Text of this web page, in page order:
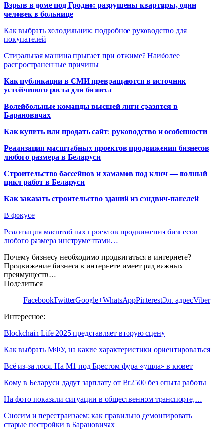
Взрыв в доме под Гродно: разрушены квартиры, один
человек в больнице
Как выбрать холодильник: подробное руководство для
покупателей
Стиральная машина прыгает при отжиме? Наиболее
распространенные причины
Как публикации в СМИ превращаются в источник
устойчивого роста для бизнеса
Волейбольные команды высшей лиги сразятся в
Барановичах
Как купить или продать сайт: руководство и особенности
Реализация масштабных проектов продвижения бизнесов
любого размера в Беларуси
Строительство бассейнов и хамамов под ключ — полный
цикл работ в Беларуси
Как заказать строительство зданий из сэндвич-панелей
В фокусе
Реализация масштабных проектов продвижения бизнесов
любого размера инструментами…
Почему бизнесу необходимо продвигаться в интернете?
Продвижение бизнеса в интернете имеет ряд важных
преимуществ…
Поделиться
FacebookTwitterGoogle+WhatsAppPinterestЭл. адресViber
Интересное:
Blockchain Life 2025 представляет вторую сцену
Как выбрать МФУ, на какие характеристики ориентироваться
Всё из-за лося. На М1 под Брестом фура «ушла» в кювет
Кому в Беларуси дадут зарплату от Br2500 без опыта работы
На фото показали ситуации в общественном транспорте,…
Сносим и перестраиваем: как правильно демонтировать
старые постройки в Барановичах